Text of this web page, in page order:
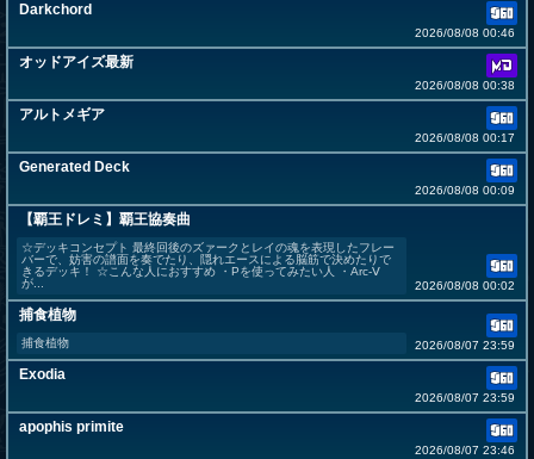
Darkchord
2026/08/08 00:46
オッドアイズ最新
2026/08/08 00:38
アルトメギア
2026/08/08 00:17
Generated Deck
2026/08/08 00:09
【覇王ドレミ】覇王協奏曲
☆デッキコンセプト 最終回後のズァークとレイの魂を表現したフレー
バーで、妨害の譜面を奏でたり、隠れエースによる脳筋で決めたりで
きるデッキ！ ☆こんな人におすすめ ・Pを使ってみたい人 ・Arc-Ⅴ
が...
2026/08/08 00:02
捕食植物
捕食植物 2026/08/07 23:59
Exodia
2026/08/07 23:59
apophis primite
2026/08/07 23:46